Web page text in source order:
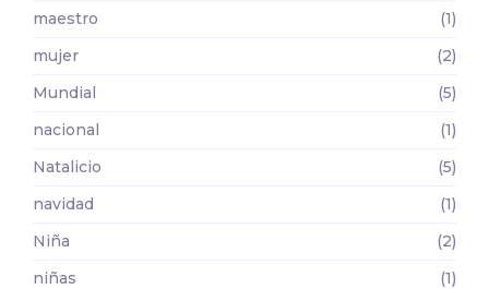
maestro
(1)
mujer
(2)
Mundial
(5)
nacional
(1)
Natalicio
(5)
navidad
(1)
Niña
(2)
niñas
(1)